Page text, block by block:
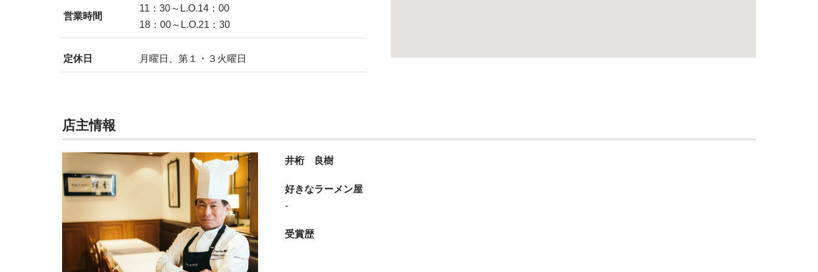
営業時間
11：30～L.O.14：00
18：00～L.O.21：30
定休日 月曜日、第１・３火曜日
店主情報
井桁 良樹
好きなラーメン屋
-
受賞歴